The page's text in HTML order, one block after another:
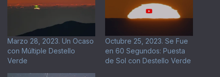
Marzo 28, 2023. Un Ocaso
con Múltiple Destello
Verde
Octubre 25, 2023. Se Fue
en 60 Segundos: Puesta
de Sol con Destello Verde